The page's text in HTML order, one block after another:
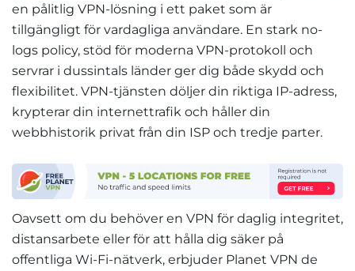
en pålitlig VPN-lösning i ett paket som är
tillgängligt för vardagliga användare. En stark no-
logs policy, stöd för moderna VPN-protokoll och
servrar i dussintals länder ger dig både skydd och
flexibilitet. VPN-tjänsten döljer din riktiga IP-adress,
krypterar din internettrafik och håller din
webbhistorik privat från din ISP och tredje parter.
Oavsett om du behöver en VPN för daglig integritet,
distansarbete eller för att hålla dig säker på
offentliga Wi-Fi-nätverk, erbjuder Planet VPN de